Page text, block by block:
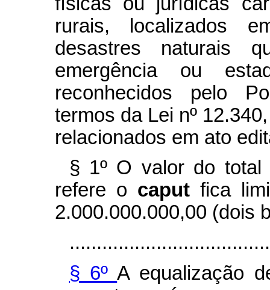
rurais, localizados
desastres naturais
emergência ou
reconhecidos pelo
termos da Lei nº
relacionados em ato
§ 1º O valor do total
refere o caput fica
2.000.000.000,00 (dois
§ 6ºA equalização